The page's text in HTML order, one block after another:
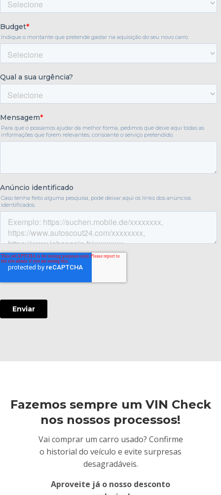
Fazemos sempre um VIN Check
nos nossos processos!
Vai comprar um carro usado? Confirme
o historial do veículo e evite surpresas
desagradáveis.
Aproveite já o nosso desconto